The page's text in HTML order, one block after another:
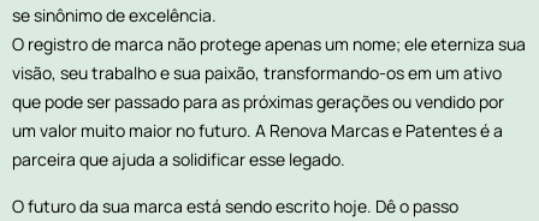
se sinônimo de excelência.
O registro de marca não protege apenas um nome; ele eterniza sua
visão, seu trabalho e sua paixão, transformando-os em um ativo
que pode ser passado para as próximas gerações ou vendido por
um valor muito maior no futuro. A Renova Marcas e Patentes é a
parceira que ajuda a solidificar esse legado.
O futuro da sua marca está sendo escrito hoje. Dê o passo